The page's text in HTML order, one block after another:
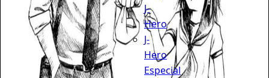
J-
Hero
J-
Hero
Especial